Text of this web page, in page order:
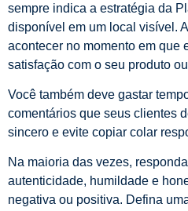
sempre indica a estratégia da
disponível em um local visível.
acontecer no momento em que
satisfação com o seu produto
Você também deve gastar
comentários que seus clientes
sincero e evite copiar colar
Na maioria das vezes,
autenticidade, humildade e
negativa ou positiva. Defina